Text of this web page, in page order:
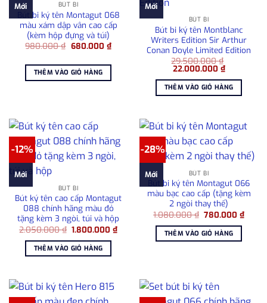
Mới BÚT BI
Bút bi ký tên Montagut 068
màu xám dập vân cao cấp
(kèm hộp đựng và túi)
980.000₫ Giá
980.000 ₫.
680.000 ₫Giá
THÊM VÀO GIỎ HÀNG
Mới
BÚT BI
Bút bi ký tên Montblanc
Writers Edition Sir Arthur
Conan Doyle Limited Edition
29.500.000₫
Giá
là:
29.500.000 ₫.
22.000.000 ₫Giá
tại
là:
THÊM VÀO GIỎ HÀNG
-12%
Mới
BÚT BI
Bút ký tên cao cấp Montagut
088 chính hãng màu đỏ
tặng kèm 3 ngòi, túi và hộp
2.050.000₫ Giá
là:
2.050.000 ₫.
1.800.000₫Giá
hiện
THÊM VÀO GIỎ HÀNG
-28%
Mới BÚT BI
Bút bi ký tên Montagut 066
màu bạc cao cấp (tặng kèm
2 ngòi thay thế)
1.080.000₫ Giá
là:
1.080.000 ₫.
780.000₫Giá
hiện
THÊM VÀO GIỎ HÀNG